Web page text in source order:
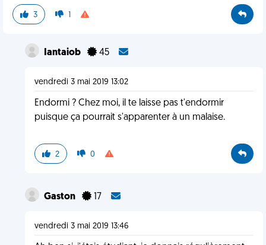
3 1
Iantaiob 45
vendredi 3 mai 2019 13:02
Endormi ? Chez moi, il te laisse pas t'endormir
puisque ça pourrait s'apparenter à un malaise.
2 0
Gaston 17
vendredi 3 mai 2019 13:46